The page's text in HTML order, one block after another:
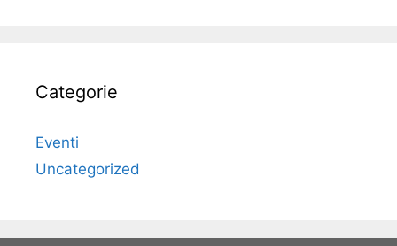
Categorie
Eventi
Uncategorized